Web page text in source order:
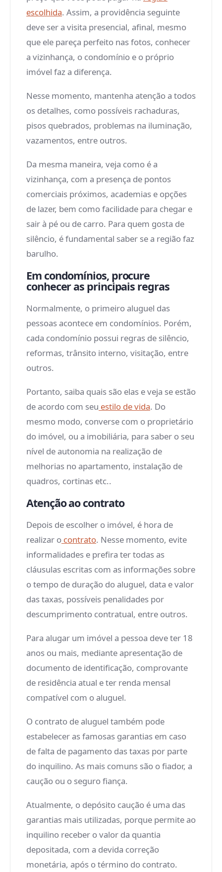
escolhida. Assim, a providência seguinte
deve ser a visita presencial, afinal, mesmo
que ele pareça perfeito nas fotos, conhecer
a vizinhança, o condomínio e o próprio
imóvel faz a diferença.
Nesse momento, mantenha atenção a todos
os detalhes, como possíveis rachaduras,
pisos quebrados, problemas na iluminação,
vazamentos, entre outros.
Da mesma maneira, veja como é a
vizinhança, com a presença de pontos
comerciais próximos, academias e opções
de lazer, bem como facilidade para chegar e
sair à pé ou de carro. Para quem gosta de
silêncio, é fundamental saber se a região faz
barulho.
Em condomínios, procure
conhecer as principais regras
Normalmente, o primeiro aluguel das
pessoas acontece em condomínios. Porém,
cada condomínio possui regras de silêncio,
reformas, trânsito interno, visitação, entre
outros.
Portanto, saiba quais são elas e veja se estão
de acordo com seu estilo de vida. Do
mesmo modo, converse com o proprietário
do imóvel, ou a imobiliária, para saber o seu
nível de autonomia na realização de
melhorias no apartamento, instalação de
quadros, cortinas etc..
Atenção ao contrato
Depois de escolher o imóvel, é hora de
realizar o contrato. Nesse momento, evite
informalidades e prefira ter todas as
cláusulas escritas com as informações sobre
o tempo de duração do aluguel, data e valor
das taxas, possíveis penalidades por
descumprimento contratual, entre outros.
Para alugar um imóvel a pessoa deve ter 18
anos ou mais, mediante apresentação de
documento de identificação, comprovante
de residência atual e ter renda mensal
compatível com o aluguel.
O contrato de aluguel também pode
estabelecer as famosas garantias em caso
de falta de pagamento das taxas por parte
do inquilino. As mais comuns são o fiador, a
caução ou o seguro fiança.
Atualmente, o depósito caução é uma das
garantias mais utilizadas, porque permite ao
inquilino receber o valor da quantia
depositada, com a devida correção
monetária, após o término do contrato.